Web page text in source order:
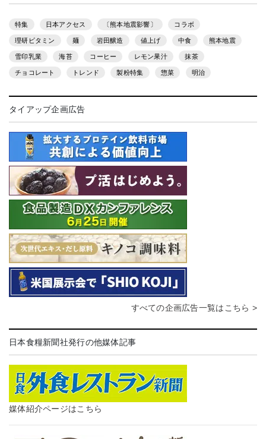
特集 日本アクセス 〔熊本地震影響〕 コラボ
理研ビタミン 麺 岩田醸造 値上げ 中食 熊本地震
雪印乳業 海苔 コーヒー レモン果汁 抹茶
チョコレート トレンド 製粉特集 惣菜 明治
タイアップ企画広告
すべての企画広告一覧はこちら >
日本食糧新聞社発行の他媒体記事
媒体紹介ページはこちら